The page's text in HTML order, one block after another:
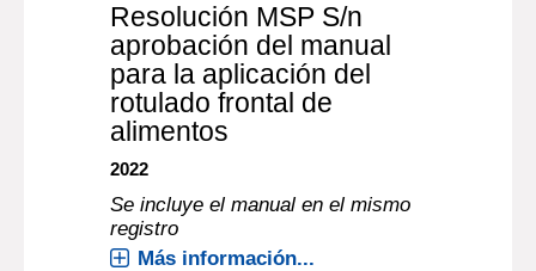
Resolución MSP S/n
aprobación del manual
para la aplicación del
rotulado frontal de
alimentos
2022
Se incluye el manual en el mismo
registro
Más información...